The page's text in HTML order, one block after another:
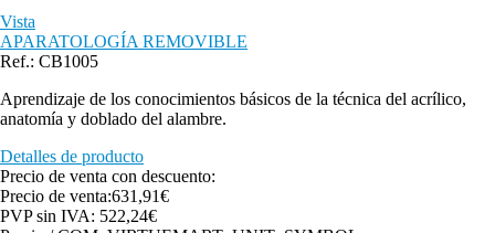
Vista
APARATOLOGÍA REMOVIBLE
Ref.: CB1005
Aprendizaje de los conocimientos básicos de la técnica del acrílico,
anatomía y doblado del alambre.
Detalles de producto
Precio de venta con descuento:
Precio de venta:631,91€
PVP sin IVA: 522,24€